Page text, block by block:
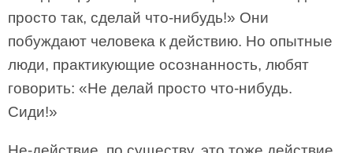
просто так, сделай что-нибудь!» Они
побуждают человека к действию. Но опытные
люди, практикующие осознанность, любят
говорить: «Не делай просто что-нибудь.
Сиди!»